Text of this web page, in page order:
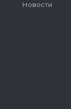
Новости